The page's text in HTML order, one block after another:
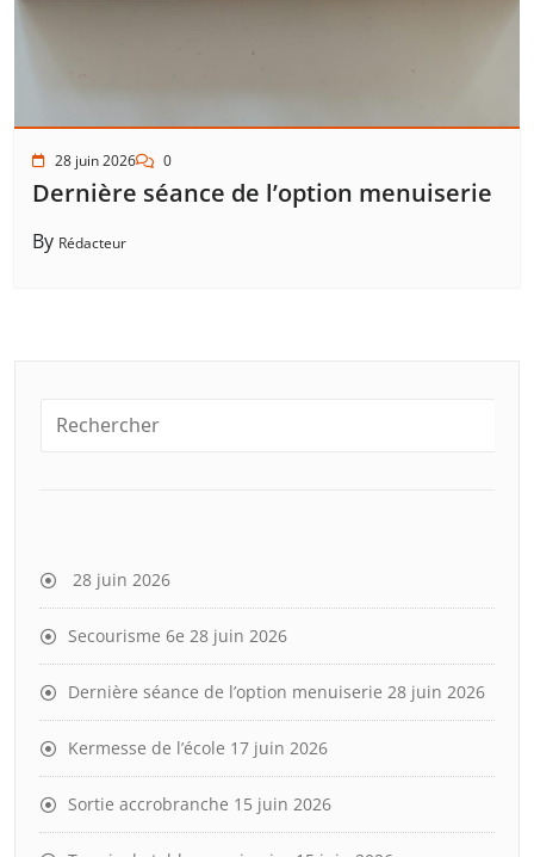
28 juin 2026 0
Dernière séance de l’option menuiserie
By Rédacteur
28 juin 2026
Secourisme 6e 28 juin 2026
Dernière séance de l’option menuiserie 28 juin 2026
Kermesse de l’école 17 juin 2026
Sortie accrobranche 15 juin 2026